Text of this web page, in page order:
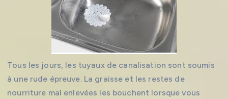
Tous les jours, les tuyaux de canalisation sont soumis
à une rude épreuve. La graisse et les restes de
nourriture mal enlevées les bouchent lorsque vous